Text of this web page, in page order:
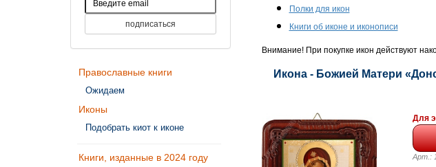
Православные книги
Ожидаем
Иконы
Подобрать киот к иконе
Книги, изданные в 2024 году
Полки для икон
Книги об иконе и иконописи
Внимание! При покупке икон действуют
Икона - Божией Матери
Для
Арт.: